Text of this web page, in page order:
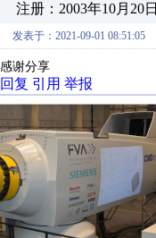
注册：2003年10月20日
发表于：2021-09-01 08:51:05
感谢分享
回复 引用 举报